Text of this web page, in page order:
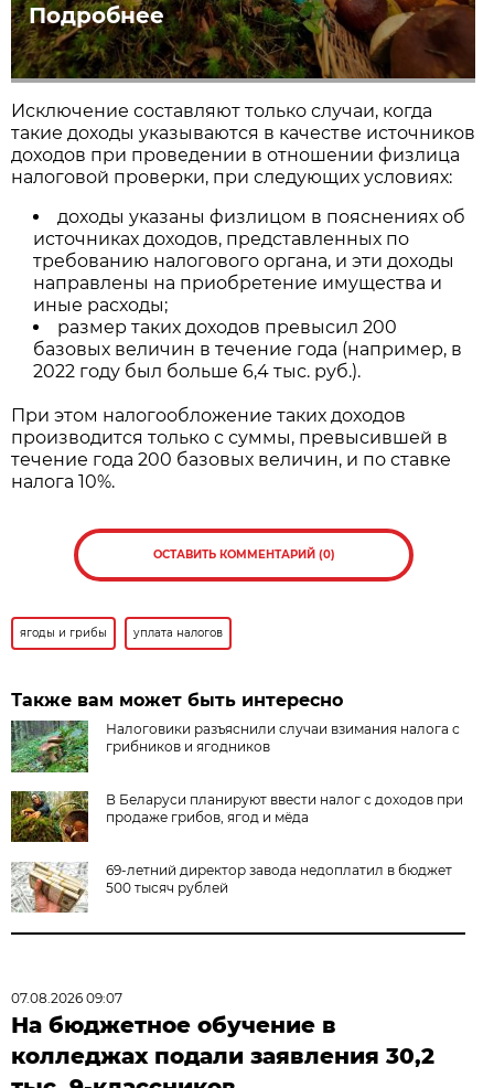
Подробнее
Исключение составляют только случаи, когда
такие доходы указываются в качестве источников
доходов при проведении в отношении физлица
налоговой проверки, при следующих условиях:
доходы указаны физлицом в пояснениях об
источниках доходов, представленных по
требованию налогового органа, и эти доходы
направлены на приобретение имущества и
иные расходы;
размер таких доходов превысил 200
базовых величин в течение года (например, в
2022 году был больше 6,4 тыс. руб.).
При этом налогообложение таких доходов
производится только с суммы, превысившей в
течение года 200 базовых величин, и по ставке
налога 10%.
ОСТАВИТЬ КОММЕНТАРИЙ (0)
ягоды и грибы уплата налогов
Также вам может быть интересно
Налоговики разъяснили случаи взимания налога с
грибников и ягодников
В Беларуси планируют ввести налог с доходов при
продаже грибов, ягод и мёда
69-летний директор завода недоплатил в бюджет
500 тысяч рублей
07.08.2026 09:07
На бюджетное обучение в
колледжах подали заявления 30,2